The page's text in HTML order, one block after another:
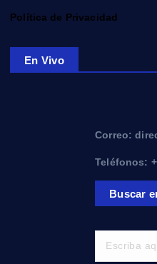
Política de Privacidad
En Vivo
Correo:
Teléfonos:
Buscar